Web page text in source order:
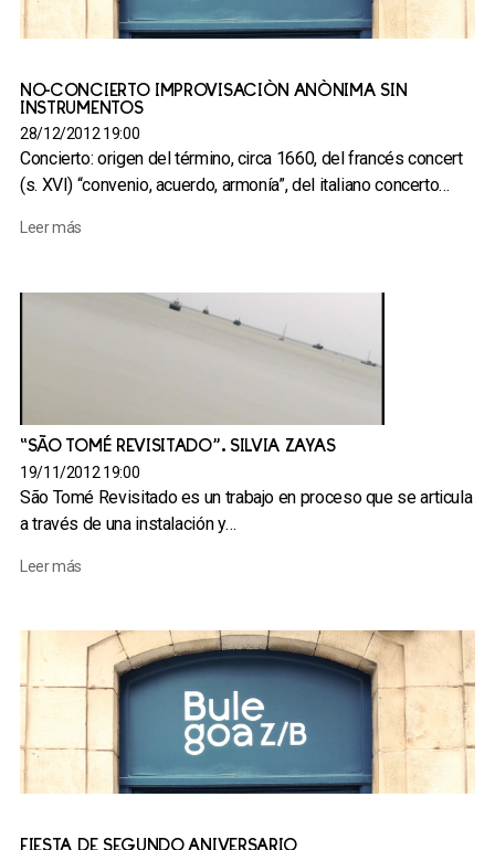
NO-CONCIERTO IMPROVISACIÓN ANÓNIMA SIN
INSTRUMENTOS
28/12/2012 19:00
Concierto: origen del término, circa 1660, del francés concert
(s. XVI) “convenio, acuerdo, armonía”, del italiano concerto…
Leer más
“SÃO TOMÉ REVISITADO”. SILVIA ZAYAS
19/11/2012 19:00
São Tomé Revisitado es un trabajo en proceso que se articula
a través de una instalación y…
Leer más